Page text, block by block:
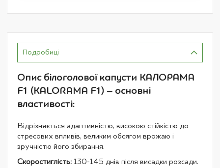
Подробиці
Опис білоголової капусти КАЛОРАМА
F1 (KALORAMA F1) – основні
властивості:
Відрізняється адаптивністю, високою стійкістю до
стресових впливів, великим обсягом врожаю і
зручністю його збирання.
Скоростиглість: 130-145 днів після висадки розсади.